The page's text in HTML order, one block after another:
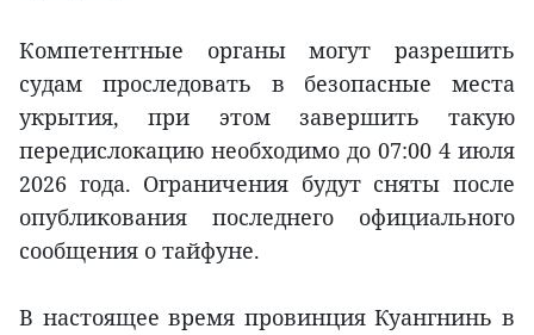
Компетентные органы могут разрешить
судам проследовать в безопасные места
укрытия, при этом завершить такую
передислокацию необходимо до 07:00 4 июля
2026 года. Ограничения будут сняты после
опубликования последнего официального
сообщения о тайфуне.
В настоящее время провинция Куангнинь в